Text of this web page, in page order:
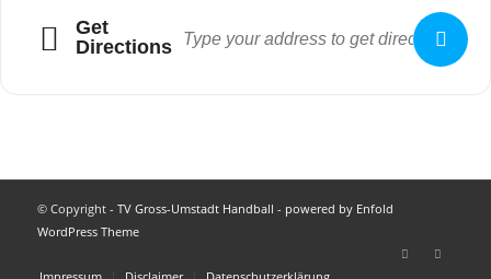
Get
Directions
© Copyright - TV Gross-Umstadt Handball - powered by Enfold
WordPress Theme